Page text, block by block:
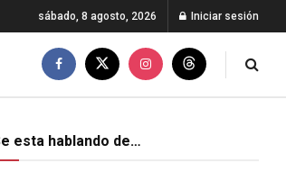
sábado, 8 agosto, 2026 Iniciar sesión
esta hablando de…